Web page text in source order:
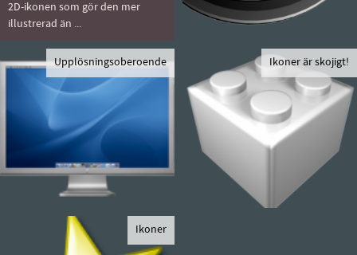
2D-ikonen som gör den mer
illustrerad än ...
Upplösningsoberoende Ikoner är skojigt!
Ikoner